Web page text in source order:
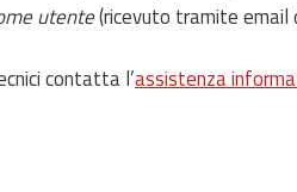
utente(ricevuto tramite email
contatta l’assistenza